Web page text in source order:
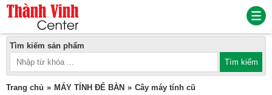
Tìm kiếm sản phẩm
Trang chủ MÁY TÍNH ĐỂ BÀN Cây máy tính cũ